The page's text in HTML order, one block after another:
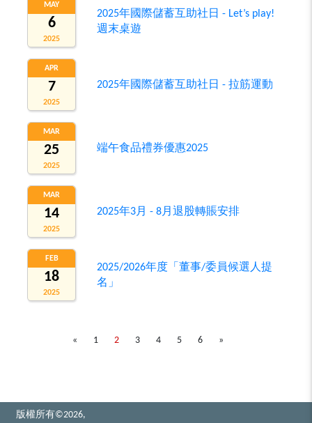
MAY
6
2025
2025年國際儲蓄互助社日 - Let’s play!
週末桌遊
APR
7
2025
2025年國際儲蓄互助社日 - 拉筋運動
MAR
25
2025
端午食品禮券優惠2025
MAR
14
2025
2025年3月 - 8月退股轉賬安排
FEB
18
2025
2025/2026年度「董事/委員候選人提
名」
« 1 2 3 4 5 6 »
版權所有©2026,